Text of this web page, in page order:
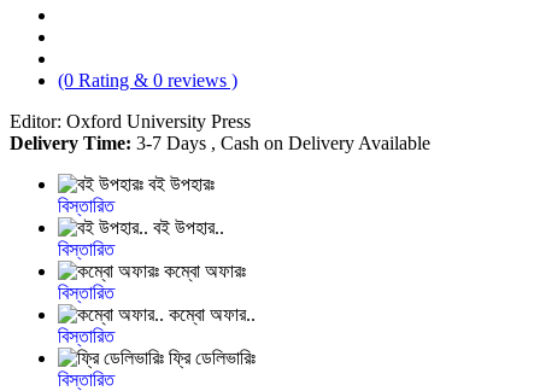
(0 Rating & 0 reviews )
Editor: Oxford University Press
Delivery Time: 3-7 Days , Cash on Delivery Available
বই উপহারঃ
বিস্তারিত
বই উপহার..
বিস্তারিত
কম্বো অফারঃ
বিস্তারিত
কম্বো অফার..
বিস্তারিত
ফ্রি ডেলিভারিঃ
বিস্তারিত